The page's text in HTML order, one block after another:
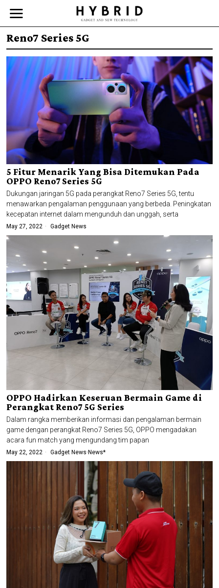
Reno7 Series 5G
5 Fitur Menarik Yang Bisa Ditemukan Pada
OPPO Reno7 Series 5G
Dukungan jaringan 5G pada perangkat Reno7 Series 5G, tentu
menawarkan pengalaman penggunaan yang berbeda. Peningkatan
kecepatan internet dalam mengunduh dan unggah, serta
May 27, 2022 Gadget News
OPPO Hadirkan Keseruan Bermain Game di
Perangkat Reno7 5G Series
Dalam rangka memberikan informasi dan pengalaman bermain
game dengan perangkat Reno7 Series 5G, OPPO mengadakan
acara fun match yang mengundang tim papan
May 22, 2022 Gadget News·News*